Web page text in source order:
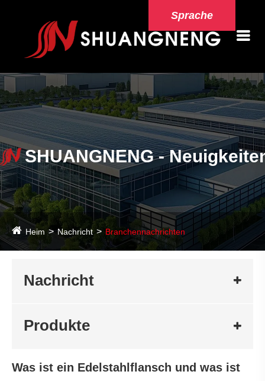
Sprache
SHUANGNENG -
Heim Nachricht Branchennachrichten
Nachricht
Produkte
Was ist ein Edelstahlflansch und was ist